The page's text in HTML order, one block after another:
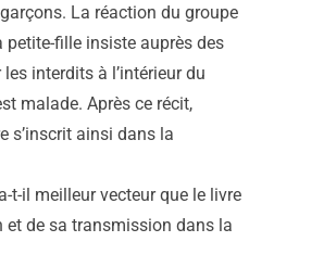
La réaction du groupe
petite-fille insiste auprès des
interdits à l’intérieur du
malade. Après ce récit,
s’inscrit ainsi dans la
t-il meilleur vecteur que le livre
et de sa transmission dans la